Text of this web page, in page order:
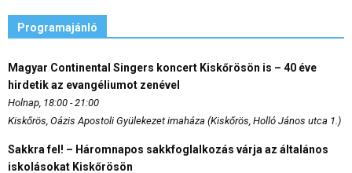
Programajánló
Magyar Continental Singers koncert Kiskőrösön is – 40 éve
hirdetik az evangéliumot zenével
Holnap, 18:00 - 21:00
Kiskőrös, Oázis Apostoli Gyülekezet imaháza (Kiskőrös, Holló János utca 1.)
Sakkra fel! – Háromnapos sakkfoglalkozás várja az általános
iskolásokat Kiskőrösön